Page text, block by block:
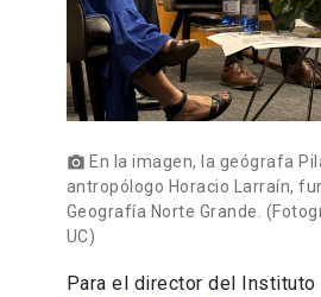
photo_camera En la imagen, la geógrafa
antropólogo Horacio Larraín,
Geografía Norte Grande.
UC)
Para el director del Instituto